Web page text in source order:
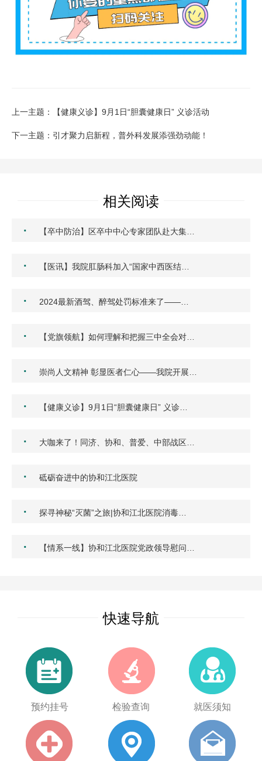
上一主题：【健康义诊】9月1日“胆囊健康日” 义诊活动
下一主题：引才聚力启新程，普外科发展添强劲动能！
相关阅读
· 【卒中防治】区卒中中心专家团队赴大集…
· 【医讯】我院肛肠科加入“国家中西医结…
· 2024最新酒驾、醉驾处罚标准来了——…
· 【党旗领航】如何理解和把握三中全会对…
· 崇尚人文精神 彰显医者仁心——我院开展…
· 【健康义诊】9月1日“胆囊健康日” 义诊…
· 大咖来了！同济、协和、普爱、中部战区…
· 砥砺奋进中的协和江北医院
· 探寻神秘“灭菌”之旅|协和江北医院消毒…
· 【情系一线】协和江北医院党政领导慰问…
快速导航
预约挂号 检验查询 就医须知